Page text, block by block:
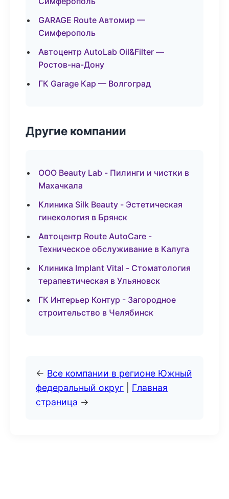
GARAGE Route Автомир —
Симферополь
Автоцентр AutoLab Oil&Filter —
Ростов-на-Дону
ГК Garage Кар — Волгоград
Другие компании
ООО Beauty Lab - Пилинги и чистки в
Махачкала
Клиника Silk Beauty - Эстетическая
гинекология в Брянск
Автоцентр Route AutoCare -
Техническое обслуживание в Калуга
Клиника Implant Vital - Стоматология
терапевтическая в Ульяновск
ГК Интерьер Контур - Загородное
строительство в Челябинск
← Все компании в регионе Южный
федеральный округ
Главная
страница →